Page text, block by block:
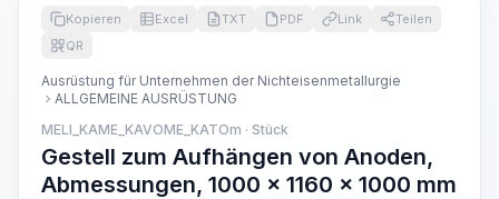
Kopieren Excel TXT PDF Link
Teilen
QR
Ausrüstung für Unternehmen der Nichteisenmetallurgie
ALLGEMEINE AUSRÜSTUNG
MELI_KAME_KAVOME_KATOm · Stück
Gestell zum Aufhängen von Anoden,
Abmessungen, 1000 x 1160 x 1000 mm